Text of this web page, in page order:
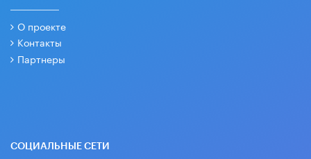
О проекте
Контакты
Партнеры
СОЦИАЛЬНЫЕ СЕТИ